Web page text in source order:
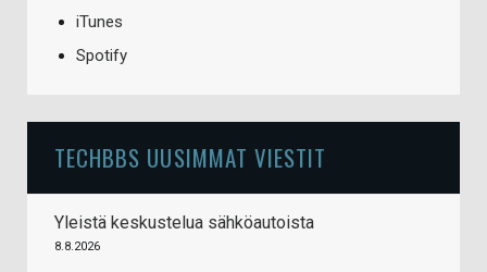
iTunes
Spotify
TECHBBS UUSIMMAT VIESTIT
Yleistä keskustelua sähköautoista
8.8.2026